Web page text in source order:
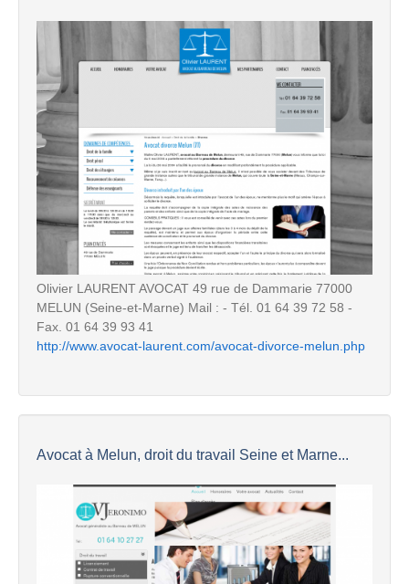
Olivier LAURENT AVOCAT 49 rue de Dammarie 77000
MELUN (Seine-et-Marne) Mail : - Tél. 01 64 39 72 58 -
Fax. 01 64 39 93 41
http://www.avocat-laurent.com/avocat-divorce-melun.php
Avocat à Melun, droit du travail Seine et Marne...